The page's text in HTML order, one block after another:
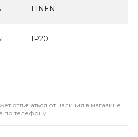
FINEN
IP20
отличаться от наличия в магазине.
по телефону.